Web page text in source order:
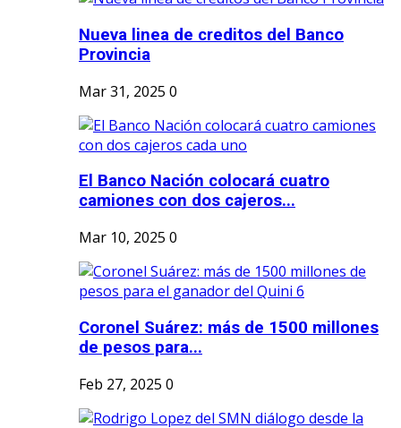
Nueva linea de creditos del Banco
Provincia
Mar 31, 2025 0
El Banco Nación colocará cuatro
camiones con dos cajeros...
Mar 10, 2025 0
Coronel Suárez: más de 1500 millones
de pesos para...
Feb 27, 2025 0